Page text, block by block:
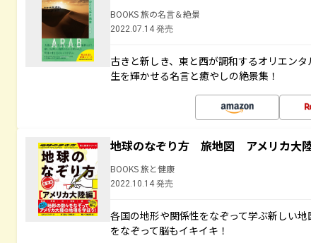
BOOKS 旅の名言＆絶景
2022.07.14 発売
古きと新しき、東と西が調和するオリエン
生を輝かせる名言と癒やしの絶景集！
地球のなぞり方 旅地図 アメリカ大
BOOKS 旅と健康
2022.10.14 発売
各国の地形や関係性をなぞって学ぶ新しい
をなぞって脳もイキイキ！